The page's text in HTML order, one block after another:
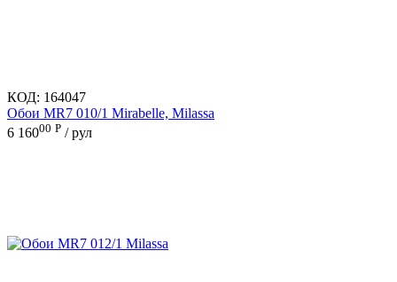
КОД: 164047
Обои MR7 010/1 Mirabelle, Milassa
6 16000 Р / рул